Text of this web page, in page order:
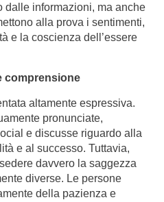
dalle informazioni, ma anche
alla prova i sentimenti,
e la coscienza dell’essere
comprensione
altamente espressiva.
pronunciate,
e discusse riguardo alla
e al successo. Tuttavia,
davvero la saggezza
diverse. Le persone
della pazienza e